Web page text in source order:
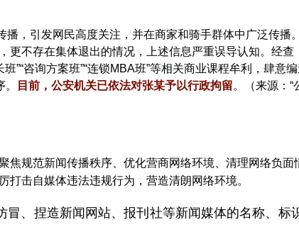
，引发网民高度关注，并在商家和骑手群体中广泛传播
更不存在集体退出的情况，上述信息严重误导认知。经查
”“咨询方案班”“连锁MBA班”等相关商业课程牟利，肆意
目前，公安机关已依法对张某予以行政拘留。（来源：“
焦规范新闻传播秩序、优化营商网络环境、清理网络负面
击自媒体违法违规行为，营造清朗网络环境。
冒、捏造新闻网站、报刊社等新闻媒体的名称、标